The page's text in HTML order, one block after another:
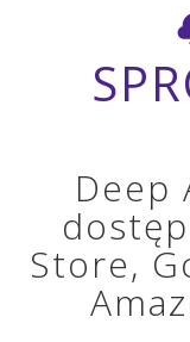
Deep
Store,